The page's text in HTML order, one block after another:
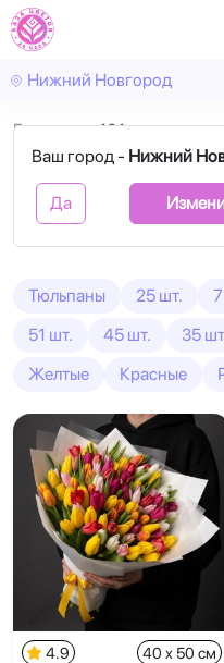
Нижний Новгород
Ваш город - Нижний
Да
Главная 101 шт.
Букеты из 101
Тюльпаны 25 шт.
51 шт.
45 шт. 35
Желтые
Красные
4.9 40 x 50 см